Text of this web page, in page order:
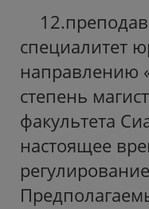
специалитет
направлению
степень
факультета
настоящее